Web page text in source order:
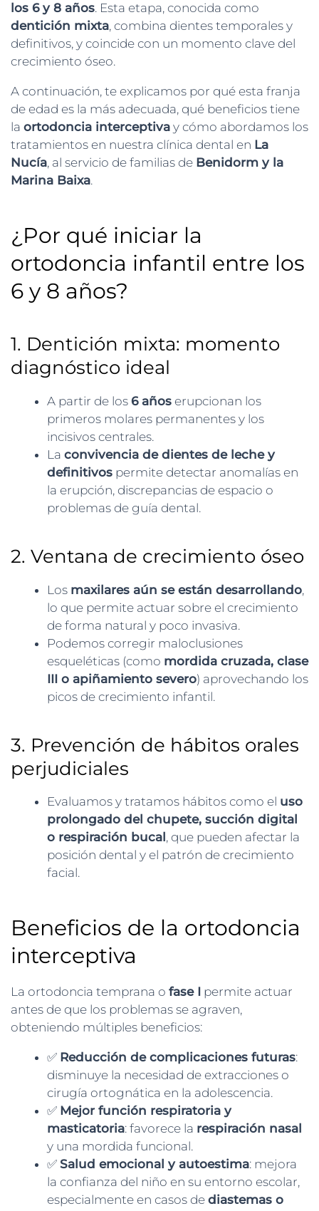
los 6 y 8 años. Esta etapa, conocida como
dentición mixta, combina dientes temporales y
definitivos, y coincide con un momento clave del
crecimiento óseo.
A continuación, te explicamos por qué esta franja
de edad es la más adecuada, qué beneficios tiene
la ortodoncia interceptiva y cómo abordamos los
tratamientos en nuestra clínica dental en La
Nucía, al servicio de familias de Benidorm y la
Marina Baixa.
¿Por qué iniciar la
ortodoncia infantil entre los
6 y 8 años?
1. Dentición mixta: momento
diagnóstico ideal
A partir de los 6 años erupcionan los
primeros molares permanentes y los
incisivos centrales.
La convivencia de dientes de leche y
definitivos permite detectar anomalías en
la erupción, discrepancias de espacio o
problemas de guía dental.
2. Ventana de crecimiento óseo
Los maxilares aún se están desarrollando,
lo que permite actuar sobre el crecimiento
de forma natural y poco invasiva.
Podemos corregir maloclusiones
esqueléticas (como mordida cruzada, clase
III o apiñamiento severo) aprovechando los
picos de crecimiento infantil.
3. Prevención de hábitos orales
perjudiciales
Evaluamos y tratamos hábitos como el uso
prolongado del chupete, succión digital
o respiración bucal , que pueden afectar la
posición dental y el patrón de crecimiento
facial.
Beneficios de la ortodoncia
interceptiva
La ortodoncia temprana o fase I permite actuar
antes de que los problemas se agraven,
obteniendo múltiples beneficios:
✅ Reducción de complicaciones futuras:
disminuye la necesidad de extracciones o
cirugía ortognática en la adolescencia.
✅ Mejor función respiratoria y
masticatoria: favorece la respiración nasal
y una mordida funcional.
✅ Salud emocional y autoestima: mejora
la confianza del niño en su entorno escolar,
especialmente en casos de diastemas o